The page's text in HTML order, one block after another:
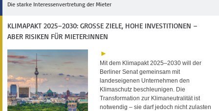
Die starke Interessenvertretung der Mieter
KLIMAPAKT 2025–2030: GROSSE ZIELE, HOHE INVESTITIONEN – A
BER RISIKEN FÜR MIETER:INNEN
Mit dem Klimapakt 2025–2030 will der
Berliner Senat gemeinsam mit
landeseigenen Unternehmen den
Klimaschutz beschleunigen. Die
Transformation zur Klimaneutralität ist
notwendig – sie darf jedoch nicht zulasten